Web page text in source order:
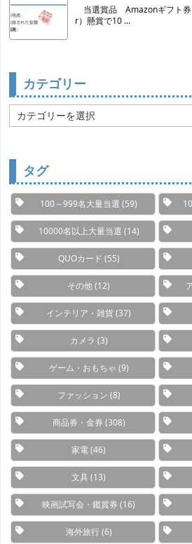
当選賞品 Amazonギフト
r）懸賞で10 ...
カテゴリー
テ
タグ
100～999名大量当選 (59)
10000名以上大量当選 (14)
QUOカード (55)
その他(12)
インテリア・雑貨(37)
カメラ (3)
ゲーム・おもちゃ (9)
ファッション (8)
商品券・金券 (308)
家電(46)
文具 (13)
映画試写会・鑑賞券 (16)
海外旅行(6)